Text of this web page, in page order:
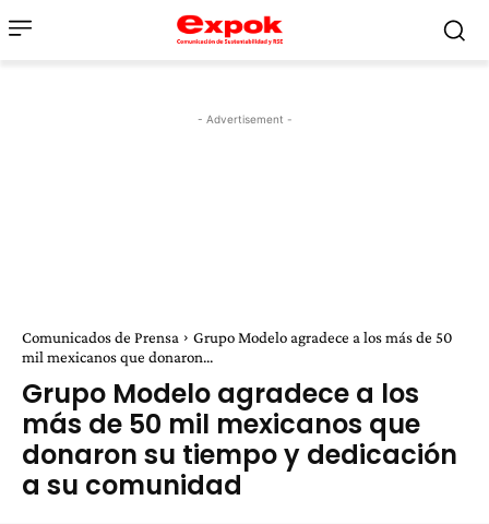
- Advertisement -
Comunicados de Prensa
Grupo Modelo agradece a los más de 50
mil mexicanos que donaron...
Grupo Modelo agradece a los
más de 50 mil mexicanos que
donaron su tiempo y dedicación
a su comunidad